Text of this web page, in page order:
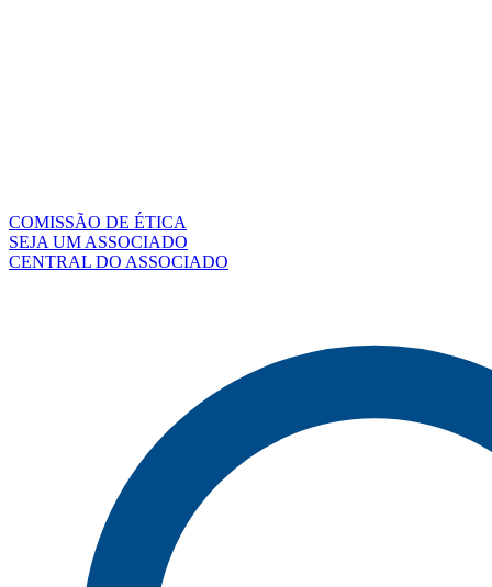
COMISSÃO DE ÉTICA
SEJA UM ASSOCIADO
CENTRAL DO ASSOCIADO